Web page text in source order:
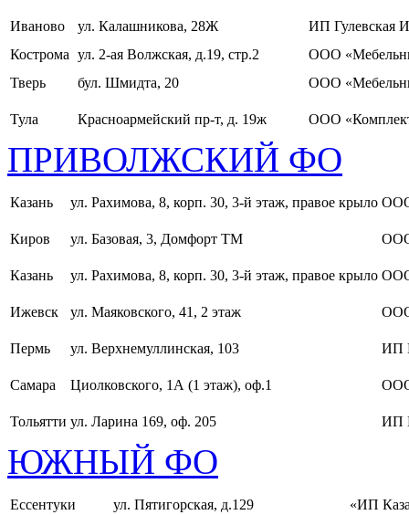
Иваново ул. Калашникова, 28Ж
ИП Гулевская
Кострома ул. 2-ая Волжская, д.19, стр.2
ООО
Тверь
бул. Шмидта, 20 ООО
Тула Красноармейский пр-т, д. 19ж ООО
ПРИВОЛЖСКИЙ ФО
Казань ул. Рахимова, 8, корп. 30, 3-й этаж, правое крыло
Киров ул. Базовая, 3, Домфорт ТМ
Казань ул. Рахимова, 8, корп. 30, 3-й этаж, правое крыло
Ижевск ул. Маяковского, 41, 2 этаж
Пермь ул. Верхнемуллинская, 103 ИП
Самара Циолковского, 1А (1 этаж), оф.1
Тольятти ул. Ларина 169, оф. 205 ИП
ЮЖНЫЙ ФО
Ессентуки ул. Пятигорская, д.129 «ИП